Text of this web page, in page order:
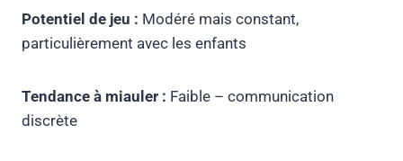
Potentiel de jeu : Modéré mais constant,
particulièrement avec les enfants
Tendance à miauler : Faible – communication
discrète